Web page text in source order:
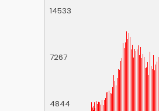
14533
7267
4844